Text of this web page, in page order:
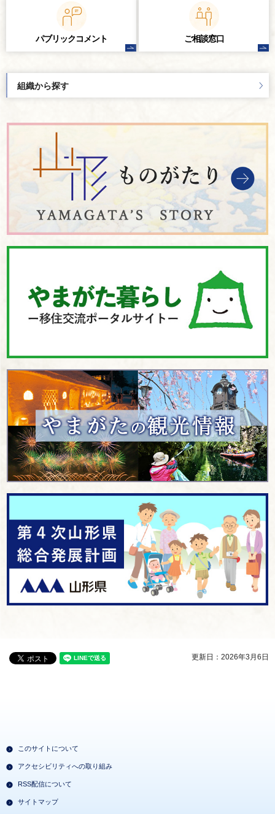
パブリックコメント ご相談窓口
組織から探す
更新日：2026年3月6日
このサイトについて
アクセシビリティへの取り組み
RSS配信について
サイトマップ